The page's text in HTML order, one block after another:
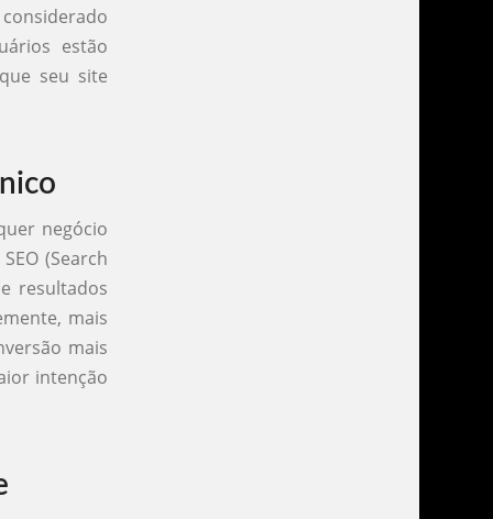
estão
seu site
negócio
(Search
resultados
mais
mais
intenção